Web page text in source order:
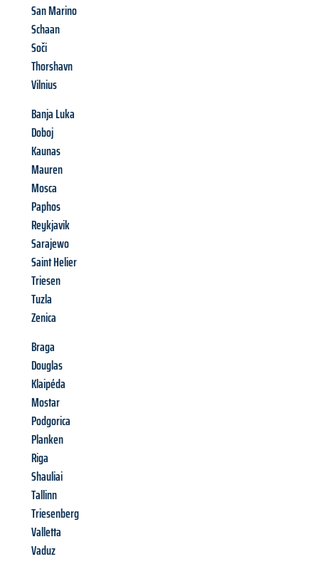
San Marino
Schaan
Soči
Thorshavn
Vilnius
Banja Luka
Doboj
Kaunas
Mauren
Mosca
Paphos
Reykjavik
Sarajewo
Saint Helier
Triesen
Tuzla
Zenica
Braga
Douglas
Klaipéda
Mostar
Podgorica
Planken
Riga
Shauliai
Tallinn
Triesenberg
Valletta
Vaduz